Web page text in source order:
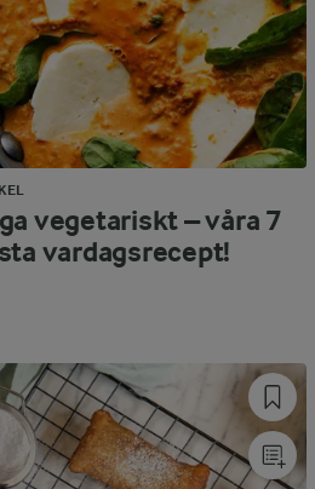
vegetariskt – våra 7
vardagsrecept!